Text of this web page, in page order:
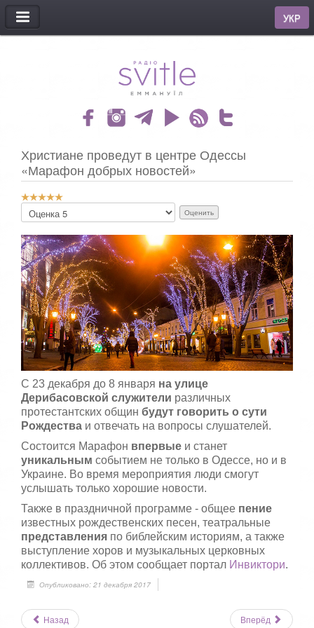
МЕНЮ
УКР
Христиане проведут в центре Одессы
«Марафон добрых новостей»
Р
й
т
и
н
г
:
5
/
5
о
ж
а
л
у
й
с
т
а
,
о
ц
е
н
и
т
е
С 23 декабря до 8 января на улице
Дерибасовской служители различных
протестантских общин будут говорить о сути
Рождества и отвечать на вопросы слушателей.
Состоится Марафон впервые и станет
уникальным событием не только в Одессе, но и в
Украине. Во время мероприятия люди смогут
услышать только хорошие новости.
Также в праздничной программе - общее пение
известных рождественских песен, театральные
представления по библейским историям, а также
выступление хоров и музыкальных церковных
коллективов. Об этом сообщает портал Инвиктори.
Опубликовано: 21 декабря 2017
Назад Вперёд